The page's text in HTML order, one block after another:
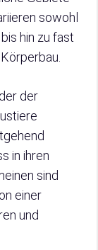
sowohl
hin zu fast
der
in ihren
sind
einer
und